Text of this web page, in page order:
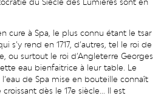
cure à Spa, le plus connu étant le tsar
s’y rend en 1717, d’autres, tel le roi de
ou surtout le roi d’Angleterre Georges
eau bienfaitrice à leur table. Le
de Spa mise en bouteille connaît
dès le 17e siècle... Il est